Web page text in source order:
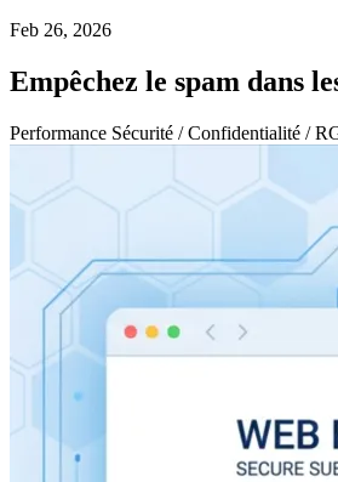
Feb 26, 2026
Empêchez le spam dans
Performance Sécurité / Confidentialité /